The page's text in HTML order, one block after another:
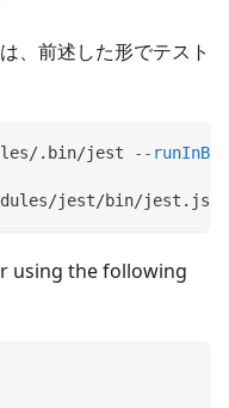
、前述した形でテスト
.bin/jest
--
jest/bin/jest.js
using the following